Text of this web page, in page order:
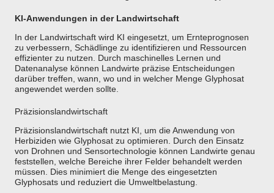
KI-Anwendungen in der Landwirtschaft
In der Landwirtschaft wird KI eingesetzt, um Ernteprognosen
zu verbessern, Schädlinge zu identifizieren und Ressourcen
effizienter zu nutzen. Durch maschinelles Lernen und
Datenanalyse können Landwirte präzise Entscheidungen
darüber treffen, wann, wo und in welcher Menge Glyphosat
angewendet werden sollte.
Präzisionslandwirtschaft
Präzisionslandwirtschaft nutzt KI, um die Anwendung von
Herbiziden wie Glyphosat zu optimieren. Durch den Einsatz
von Drohnen und Sensortechnologie können Landwirte genau
feststellen, welche Bereiche ihrer Felder behandelt werden
müssen. Dies minimiert die Menge des eingesetzten
Glyphosats und reduziert die Umweltbelastung.